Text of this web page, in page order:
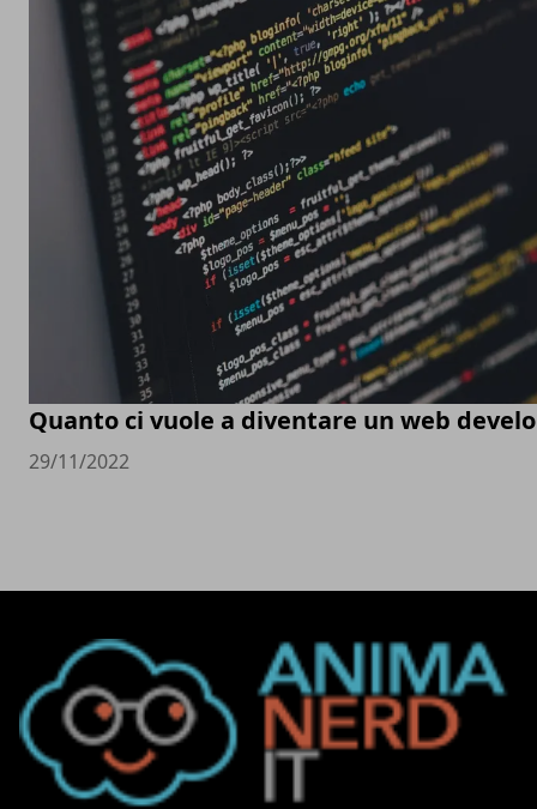
Quanto ci vuole a diventare un web
29/11/2022